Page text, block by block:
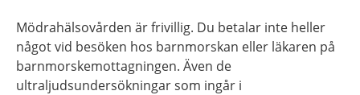
Mödrahälsovården är frivillig. Du betalar inte heller
något vid besöken hos barnmorskan eller läkaren på
barnmorskemottagningen. Även de
ultraljudsundersökningar som ingår i